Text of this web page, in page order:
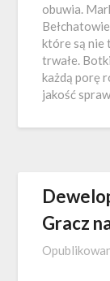
obuwia.
które są nie
trwałe.
każdą porę
jakość
Gracz